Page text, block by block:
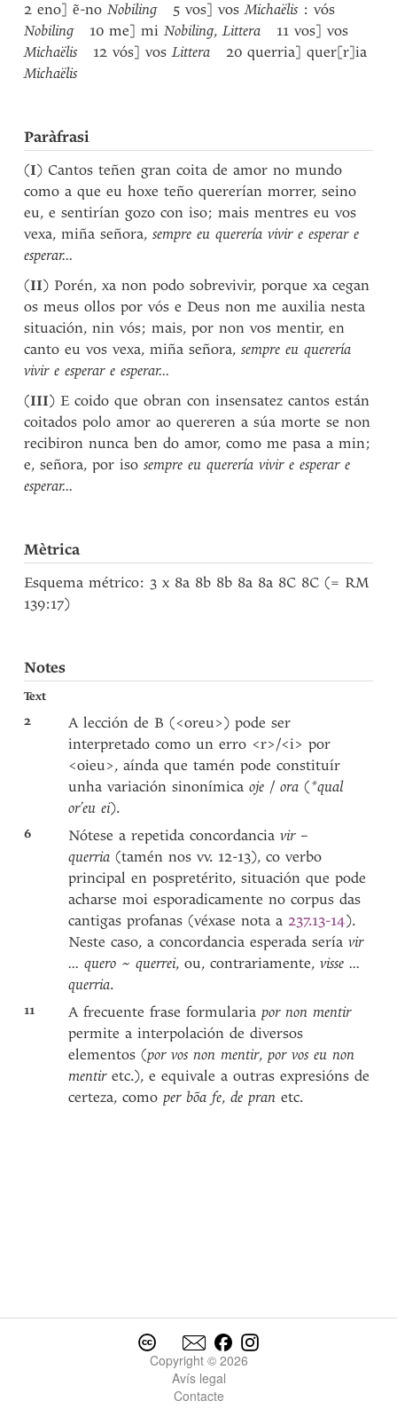
2 eno] ẽ-noNobiling 5 vos] vos Michaëlis : vós
Nobiling 10 me] miNobiling,Littera 11 vos] vos
Michaëlis 12 vós] vosLittera 20 querria] quer[r]ia
Michaëlis
Paràfrasi
(I) Cantos teñen gran coita de amor no mundo
como a que eu hoxe teño quererían morrer, seino
eu, e sentirían gozo con iso; mais mentres eu vos
vexa, miña señora,sempre eu querería vivir e esperar e
esperar...
(II) Porén, xa non podo sobrevivir, porque xa cegan
os meus ollos por vós e Deus non me auxilia nesta
situación, nin vós; mais, por non vos mentir, en
canto eu vos vexa, miña señora,sempre eu querería
vivir e esperar e esperar...
(III) E coido que obran con insensatez cantos están
coitados polo amor ao quereren a súa morte se non
recibiron nunca ben do amor, como me pasa a min;
e, señora, por iso sempre eu querería vivir e esperar e
esperar...
Mètrica
Esquema métrico: 3 x 8a 8b 8b 8a 8a 8C 8C (= RM
139:17)
Notes
Text
2
A lección de B (<oreu>) pode ser
interpretado como un erro <r>/<i> por
<oieu>, aínda que tamén pode constituír
unha variación sinonímicaoje /ora (*qual
or’eu ei).
6 Nótese a repetida concordanciavir –
querria (tamén nos vv. 12-13), co verbo
principal en pospretérito, situación que pode
acharse moi esporadicamente no corpus das
cantigas profanas (véxase nota a 237.13-14).
Neste caso, a concordancia esperada seríavir
... quero ~ querrei, ou, contrariamente,visse ...
querria.
11 A frecuente frase formulariapor non mentir
permite a interpolación de diversos
elementos (por vos non mentir, por vos eu non
mentiretc.), e equivale a outras expresións de
certeza, comoper bõa fe, de pran etc.
Copyright © 2026
Avís legal
Contacte